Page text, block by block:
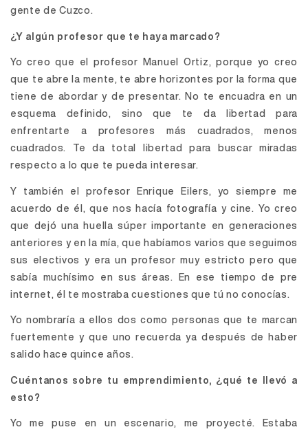
gente de Cuzco.
¿Y algún profesor que te haya marcado?
Yo creo que el profesor Manuel Ortiz, porque yo creo
que te abre la mente, te abre horizontes por la forma que
tiene de abordar y de presentar. No te encuadra en un
esquema definido, sino que te da libertad para
enfrentarte a profesores más cuadrados, menos
cuadrados. Te da total libertad para buscar miradas
respecto a lo que te pueda interesar.
Y también el profesor Enrique Eilers, yo siempre me
acuerdo de él, que nos hacía fotografía y cine. Yo creo
que dejó una huella súper importante en generaciones
anteriores y en la mía, que habíamos varios que seguimos
sus electivos y era un profesor muy estricto pero que
sabía muchísimo en sus áreas. En ese tiempo de pre
internet, él te mostraba cuestiones que tú no conocías.
Yo nombraría a ellos dos como personas que te marcan
fuertemente y que uno recuerda ya después de haber
salido hace quince años.
Cuéntanos sobre tu emprendimiento, ¿qué te llevó a
esto?
Yo me puse en un escenario, me proyecté. Estaba